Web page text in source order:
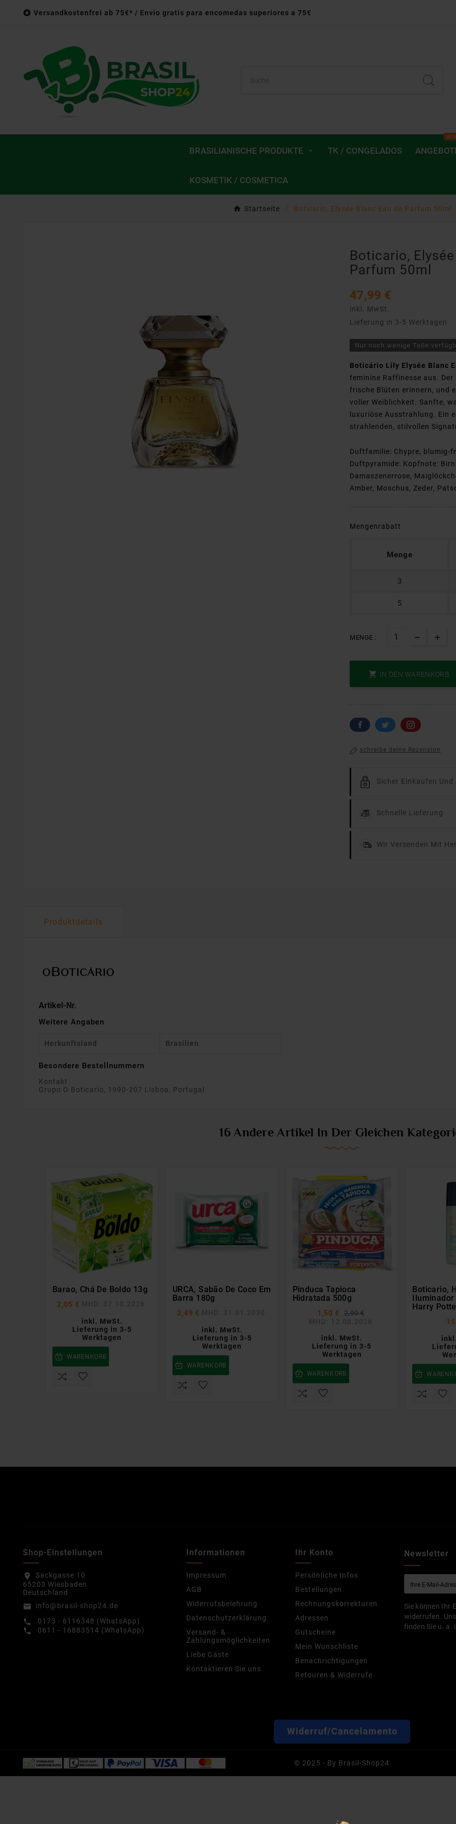
 Versandkostenfrei ab 75€* / Envio gratis para encomedas superiores a 75€
BRASILIANISCHE PRODUKTE TK / CONGELADOS
KOSMETIK / COSMETICA
Startseite Boticario, Elysée Blanc Eau de Parfum 50ml
Boticario,
Parfum 50ml
47,99 €
inkl. MwSt.
Lieferung in 3-5 Werktagen
Nur noch wenige Teile
Boticário Lily Elysée Blanc
feminine Raffinesse aus.
frische Blüten erinnern, und
voller Weiblichkeit. Sanfte,
luxuriöse Ausstrahlung. Ein
strahlenden, stilvollen
Duftfamilie: Chypre, blumig-
Duftpyramide: Kopfnote:
Damaszenerrose,
Amber, Moschus, Zeder,
Mengenrabatt
Menge
3
5
MENGE :
 IN DEN WARENKORB
schreibe deine Rezension
Sicher Einkaufen Und
Schnelle Lieferung
Wir Versenden Mit
Produktdetails
Artikel-Nr.
Weitere Angaben
Herkunftsland Brasilien
Besondere Bestellnummern
Kontakt
Grupo O Boticario, 1990-207 Lisboa, Portugal
16 Andere Artikel In Der Gleichen
Barao, Chá De Boldo 13g
2,05 €
inkl. MwSt.
Lieferung in 3-5
Werktagen
WARENKORB
URCA, Sabão De Coco Em
Barra 180g
2,49 €
inkl. MwSt.
Lieferung in 3-5
Werktagen
WARENKORB
Pinduca Tapioca
Hidratada 500g
1,50 €
2,99 €
inkl. MwSt.
Lieferung in 3-5
Werktagen
WARENKORB
Boticario,
Iluminador
Harry
Shop-Einstellungen
location_on
Sackgasse 10
65203 Wiesbaden
Deutschland
email info@brasil-shop24.de
call 0173 - 6116348 (WhatsApp)
call 0611 - 16883514 (WhatsApp)
Informationen
Impressum
AGB
Widerrufsbelehrung
Datenschutzerklärung
Versand- &
Zahlungsmöglichkeiten
Liebe Gäste
Kontaktieren Sie uns
Ihr Konto
Persönliche Infos
Bestellungen
Rechnungskorrekturen
Adressen
Gutscheine
Mein Wunschliste
Benachrichtigungen
Retouren & Widerrufe
Newsletter
Sie können Ihr
widerrufen.
finden Sie u. a.
Widerruf/Cancelamento
© 2025 - By Brasil-Shop24